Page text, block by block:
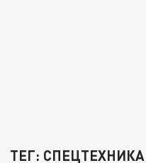
ТЕГ: СПЕЦТЕХНИКА